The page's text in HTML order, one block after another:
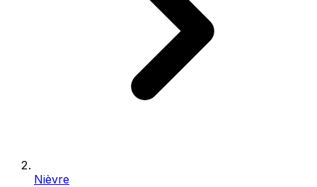
Nièvre